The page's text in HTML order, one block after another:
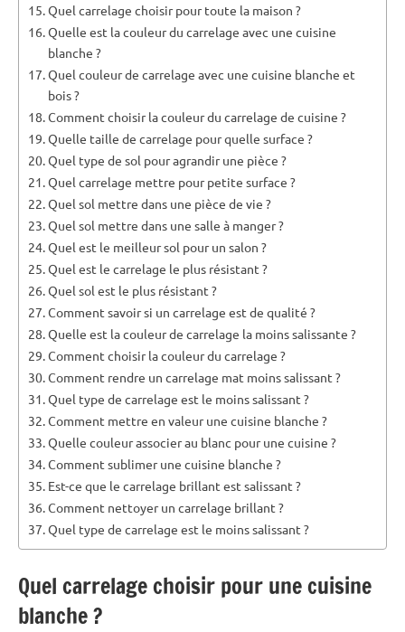
Quel carrelage choisir pour toute la maison ?
Quelle est la couleur du carrelage avec une cuisine
blanche ?
Quel couleur de carrelage avec une cuisine blanche et
bois ?
Comment choisir la couleur du carrelage de cuisine ?
Quelle taille de carrelage pour quelle surface ?
Quel type de sol pour agrandir une pièce ?
Quel carrelage mettre pour petite surface ?
Quel sol mettre dans une pièce de vie ?
Quel sol mettre dans une salle à manger ?
Quel est le meilleur sol pour un salon ?
Quel est le carrelage le plus résistant ?
Quel sol est le plus résistant ?
Comment savoir si un carrelage est de qualité ?
Quelle est la couleur de carrelage la moins salissante ?
Comment choisir la couleur du carrelage ?
Comment rendre un carrelage mat moins salissant ?
Quel type de carrelage est le moins salissant ?
Comment mettre en valeur une cuisine blanche ?
Quelle couleur associer au blanc pour une cuisine ?
Comment sublimer une cuisine blanche ?
Est-ce que le carrelage brillant est salissant ?
Comment nettoyer un carrelage brillant ?
Quel type de carrelage est le moins salissant ?
Quel carrelage choisir pour une cuisine
blanche ?